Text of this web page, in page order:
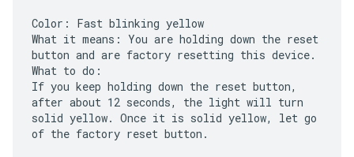
Color: Fast blinking yellow
What it means: You are holding down the reset
button and are factory resetting this device.
What to do:
If you keep holding down the reset button,
after about 12 seconds, the light will turn
solid yellow. Once it is solid yellow, let go
of the factory reset button.